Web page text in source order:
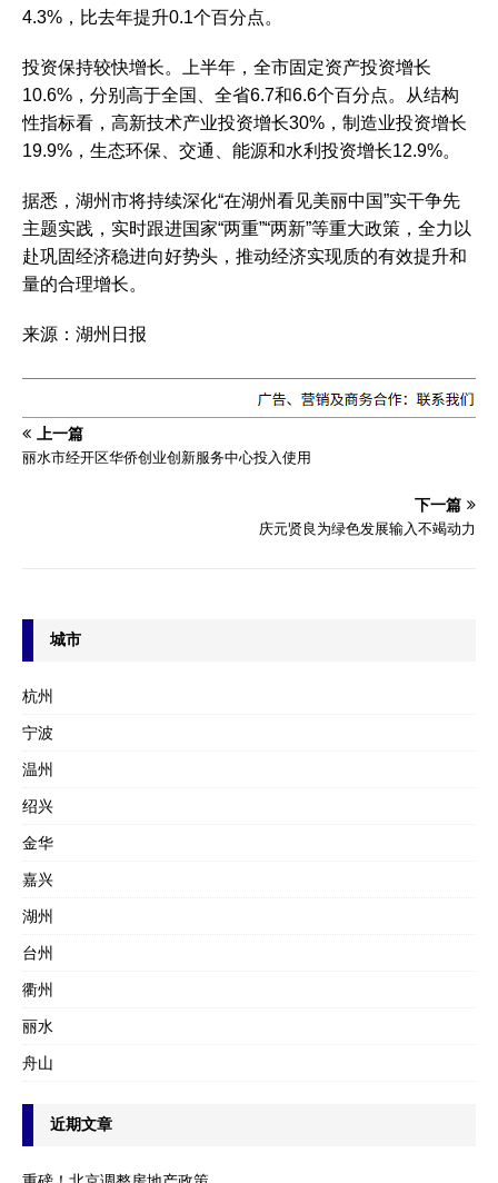
4.3%，比去年提升0.1个百分点。
投资保持较快增长。上半年，全市固定资产投资增长
10.6%，分别高于全国、全省6.7和6.6个百分点。从结构
性指标看，高新技术产业投资增长30%，制造业投资增长
19.9%，生态环保、交通、能源和水利投资增长12.9%。
据悉，湖州市将持续深化“在湖州看见美丽中国”实干争先
主题实践，实时跟进国家“两重”“两新”等重大政策，全力以
赴巩固经济稳进向好势头，推动经济实现质的有效提升和
量的合理增长。
来源：湖州日报
上一篇
丽水市经开区华侨创业创新服务中心投入使用
下一篇
庆元贤良为绿色发展输入不竭动力
城市
杭州
宁波
温州
绍兴
金华
嘉兴
湖州
台州
衢州
丽水
舟山
近期文章